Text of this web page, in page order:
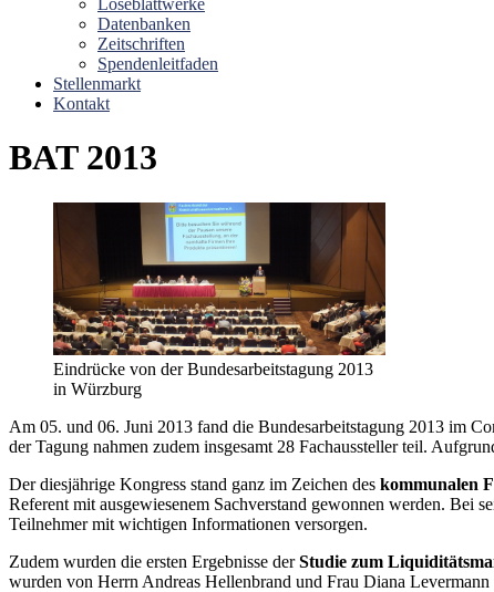
Datenbanken
Zeitschriften
Spendenleitfaden
Stellenmarkt
Kontakt
BAT 2013
Eindrücke von der Bundesarbeitstagung 2013
in Würzburg
Am 05. und 06. Juni 2013 fand die Bundesarbeitstagung 2013 im
der Tagung nahmen zudem insgesamt 28 Fachaussteller teil.
Der diesjährige Kongress stand ganz im Zeichen des kommunalen
Referent mit ausgewiesenem Sachverstand gewonnen werden. Bei
Teilnehmer mit wichtigen Informationen versorgen.
Zudem wurden die ersten Ergebnisse derStudie zum
wurden von Herrn Andreas Hellenbrand und Frau Diana